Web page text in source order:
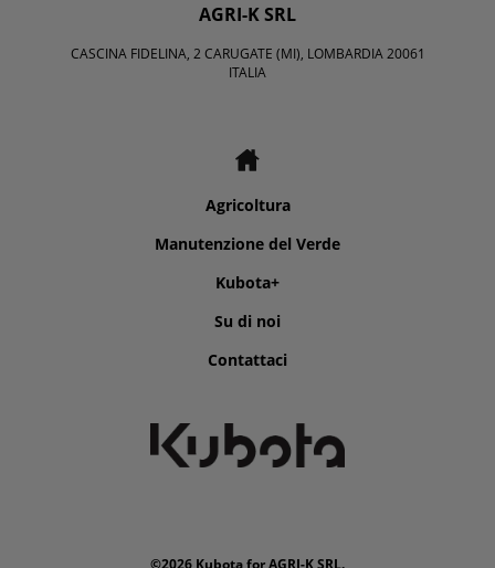
AGRI-K SRL
CASCINA FIDELINA, 2 CARUGATE (MI), LOMBARDIA 20061
ITALIA
Agricoltura
Manutenzione del Verde
Kubota+
Su di noi
Contattaci
©2026 Kubota for AGRI-K SRL.